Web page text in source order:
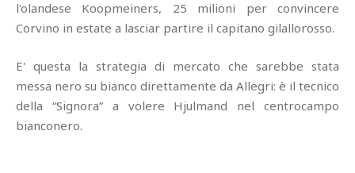
l'olandese Koopmeiners, 25 milioni per convincere
Corvino in estate a lasciar partire il capitano gilallorosso.
E' questa la strategia di mercato che sarebbe stata
messa nero su bianco direttamente da Allegri: è il tecnico
della “Signora” a volere Hjulmand nel centrocampo
bianconero.